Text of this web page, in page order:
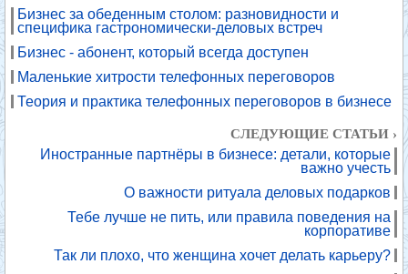
Бизнес за обеденным столом: разновидности и
специфика гастрономически-деловых встреч
Бизнес - абонент, который всегда доступен
Маленькие хитрости телефонных переговоров
Теория и практика телефонных переговоров в бизнесе
СЛЕДУЮЩИЕ СТАТЬИ ›
Иностранные партнёры в бизнесе: детали, которые
важно учесть
О важности ритуала деловых подарков
Тебе лучше не пить, или правила поведения на
корпоративе
Так ли плохо, что женщина хочет делать карьеру?